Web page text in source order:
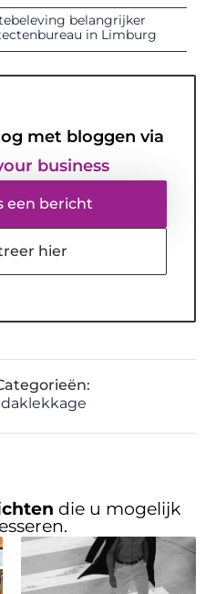
belangrijker
in Limburg
met bloggen via
business
een bericht
hier
daklekkage
die u mogelijk